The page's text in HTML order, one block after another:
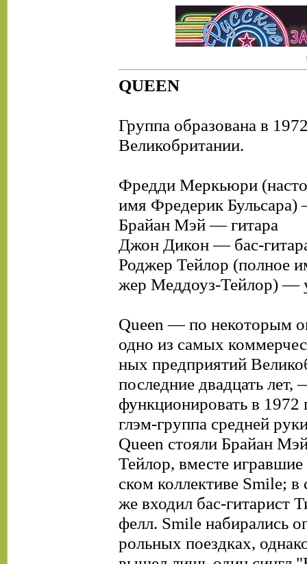
QUEEN
Группа образована в
Великобритании.
Фредди Меркьюри
имя Фредерик Бульсара)
Брайан Мэй — гитара
Джон Дикон — бас-
Роджер Тейлор (полное
жер Меддоуз-Тейлор) —
Queen — по некоторым
одно из самых
ных предприятий
последние двадцать лет,
функционировать в 1972
глэм-группа средней
Queen стояли Брайан
Тейлор, вместе игравшие
ском коллективе Smile; в
же входил бас-гитарист
фелл. Smile набирались
рольных поездках,